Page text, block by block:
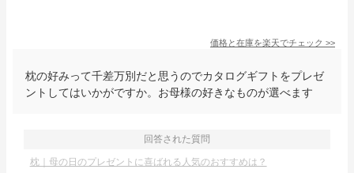
価格と在庫を楽天でチェック >>
枕の好みって千差万別だと思うのでカタログギフトをプレゼ
ントしてはいかがですか。お母様の好きなものが選べます
回答された質問
枕｜母の日のプレゼントに喜ばれる人気のおすすめは？